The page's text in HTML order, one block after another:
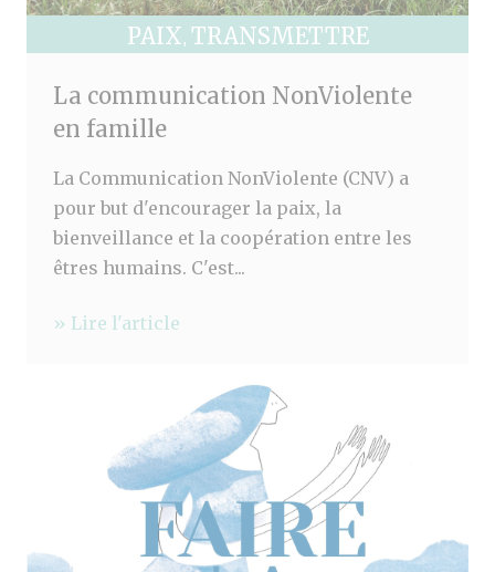
PAIX, TRANSMETTRE
La communication NonViolente
en famille
La Communication NonViolente (CNV) a
pour but d'encourager la paix, la
bienveillance et la coopération entre les
êtres humains. C'est...
» Lire l'article